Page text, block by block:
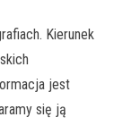
Kierunek
jest
się ją